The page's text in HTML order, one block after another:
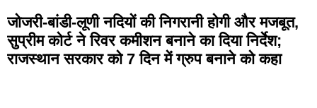
जोजरी-बांडी-लूणी नदियों की निगरानी होगी और मजबूत,
सुप्रीम कोर्ट ने रिवर कमीशन बनाने का दिया निर्देश;
राजस्थान सरकार को 7 दिन में ग्रुप बनाने को कहा